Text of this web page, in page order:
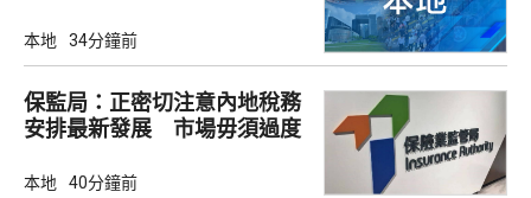
本地 34分鐘前
保監局：正密切注意內地稅務
安排最新發展 市場毋須過度
本地 40分鐘前